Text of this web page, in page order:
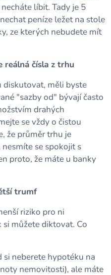
líbit. Tady je 5
peníze ležet na stole
ze kterých nebudete mít
reálná čísla z trhu
diskutovat, měli byste
"sazby od" bývají často
drahých
se vždy o čistou
že průměr trhu je
se spokojit s
proto, že máte u banky
trumf
riziko pro ni
můžete diktovat. Co
si neberete hypotéku na
nemovitosti), ale máte